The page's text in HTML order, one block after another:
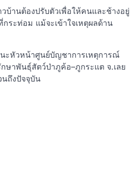
บ้านต้องปรับตัวเพื่อให้คนและช้างอยู่
ระท่อม แม้จะเข้าใจเหตุผลด้าน
ะหัวหน้าศูนย์บัญชาการเหตุการณ์
ษาพันธุ์สัตว์ป่าภูค้อ–ภูกระแต จ.เลย
นถึงปัจจุบัน